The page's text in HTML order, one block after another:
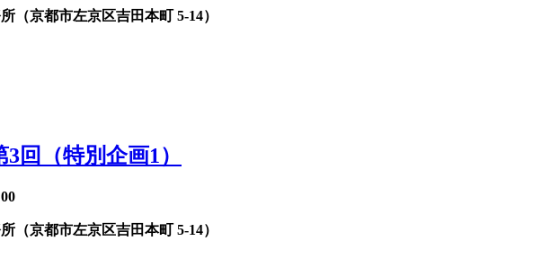
京都市左京区吉田本町 5-14）
回（特別企画1）
京都市左京区吉田本町 5-14）